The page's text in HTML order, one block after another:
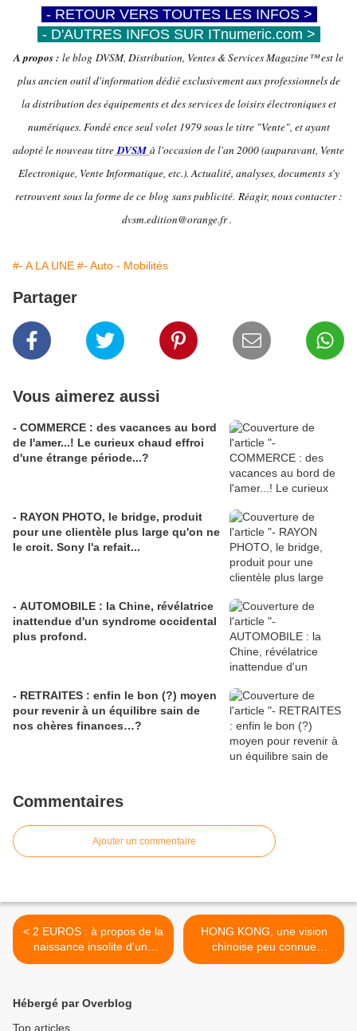
- RETOUR VERS TOUTES LES INFOS >
- D'AUTRES INFOS SUR ITnumeric.com >
A propos : le blog DVSM, Distribution, Ventes & Services Magazine™ est le
plus ancien outil d'information dédié exclusivement aux professionnels de
la distribution des équipements et des services de loisirs électroniques et
numériques. Fondé ence seul volet 1979 sous le titre "Vente", et ayant
adopté le nouveau titre DVSM à l'occasion de l'an 2000 (auparavant, Vente
Electronique, Vente Informatique, etc.). Actualité, analyses, documents s'y
retrouvent sous la forme de ce blog sans publicité. Réagir, nous contacter :
dvsm.edition@orange.fr .
#- A LA UNE #- Auto - Mobilités
Partager
Vous aimerez aussi
- COMMERCE : des vacances au bord
de l'amer...! Le curieux chaud effroi
d'une étrange période...?
- RAYON PHOTO, le bridge, produit
pour une clientèle plus large qu'on ne
le croit. Sony l'a refait...
- AUTOMOBILE : la Chine, révélatrice
inattendue d'un syndrome occidental
plus profond.
- RETRAITES : enfin le bon (?) moyen
pour revenir à un équilibre sain de
nos chères finances…?
Commentaires
Ajouter un commentaire
< 2 EUROS : à propos de la
naissance insolite d'une
bien petite pièce pour ne
HONG KONG, une vision
chinoise peu connue
inscrite dans une très
Hébergé par Overblog
Top articles